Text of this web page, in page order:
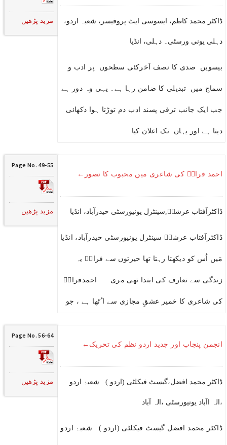
ڈاکٹر محمد کاظم، ایسوسی ایٹ پروفیسر، شعبہ اردو،
دہلی یونی ورسٹی۔ دہلی، انڈیا
بیسویں صدی کا نصف آخرکئی سطحوں پر ادب و
سماج میں تبدیلی کا ضامن رہا ہے۔ یہی وہ دور ہے
جب ایک جانب ترقی پسند ادب دم توڑتا ہوا دکھائی
دیتا ہے اور یہاں تک اعلان کیا
مزید پڑھیں
احمد فرازؔ کی شاعری میں محبوب کا تصور←
ڈاکٹرآفتاب عرشیؔ,سینٹرل یونیورسٹی حیدرآباد، انڈیا
ڈاکٹرآفتاب عرشیؔ سینٹرل یونیورسٹی حیدرآباد، انڈیا
مَیں اُس کو دیکھتا رہتا تھا حیرتوں سے فرازؔ یہ
زندگی سے تعارف کی ابتدا تھی مری احمدفرازؔ
کی شاعری کا خمیر عشقِ مجازی سے ا ُٹھا ہے ، جو
Page No. 49-55
مزید پڑھیں
انجمن پنجاب اور جدید اردو نظم کی تحریک←
ڈاکٹر محمد افضل،گیسٹ فیکلٹی (اردو ) شعبۂ اردو
،الہ اآباد یونیورسٹی ،الہ آباد
ڈاکٹر محمد افضل گیسٹ فیکلٹی (اردو ) شعبۂ اردو
Page No. 56-64
مزید پڑھیں